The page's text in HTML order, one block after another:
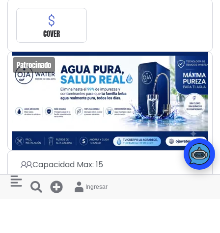
Ingresar
COVER
Patrocinado
Capacidad Max: 15
Edad Min: 18 años